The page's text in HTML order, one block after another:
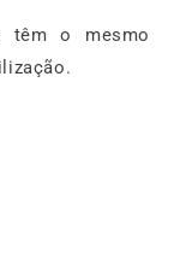
têm o mesmo